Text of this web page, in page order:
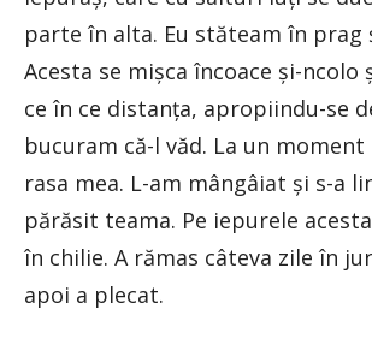
parte în alta. Eu stăteam în prag
Acesta se mișca încoace și-ncolo
ce în ce distanța, apropiindu-se
bucuram că-l văd. La un
rasa mea. L-am mângâiat și s-a
părăsit teama. Pe iepurele
în chilie. A rămas câteva zile în
apoi a plecat.